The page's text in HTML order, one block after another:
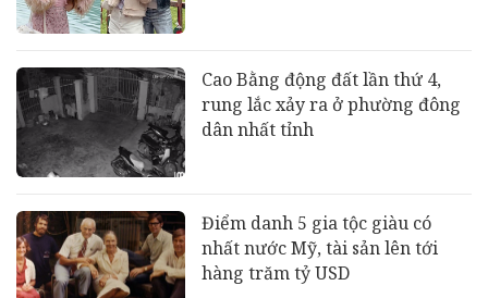
Cao Bằng động đất lần thứ 4,
rung lắc xảy ra ở phường đông
dân nhất tỉnh
Điểm danh 5 gia tộc giàu có
nhất nước Mỹ, tài sản lên tới
hàng trăm tỷ USD